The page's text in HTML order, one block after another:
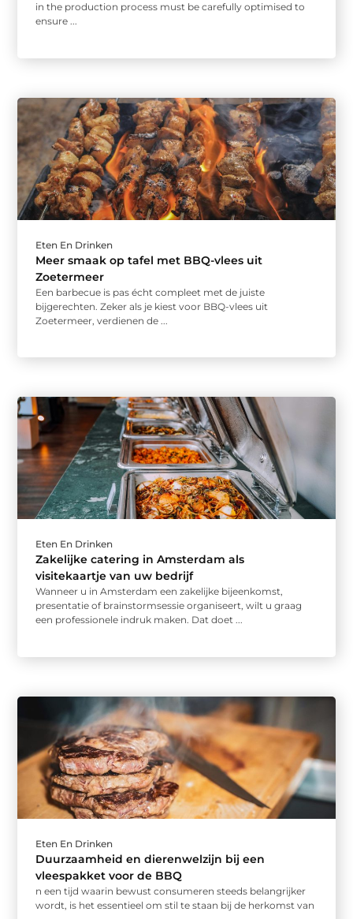
in the production process must be carefully optimised to
ensure ...
Eten En Drinken
Meer smaak op tafel met BBQ-vlees uit
Zoetermeer
Een barbecue is pas écht compleet met de juiste
bijgerechten. Zeker als je kiest voor BBQ-vlees uit
Zoetermeer, verdienen de ...
Eten En Drinken
Zakelijke catering in Amsterdam als
visitekaartje van uw bedrijf
Wanneer u in Amsterdam een zakelijke bijeenkomst,
presentatie of brainstormsessie organiseert, wilt u graag
een professionele indruk maken. Dat doet ...
Eten En Drinken
Duurzaamheid en dierenwelzijn bij een
vleespakket voor de BBQ
n een tijd waarin bewust consumeren steeds belangrijker
wordt, is het essentieel om stil te staan bij de herkomst van